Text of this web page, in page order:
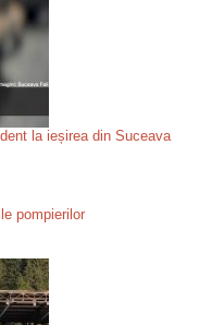
la ieșirea din Suceava
pompierilor